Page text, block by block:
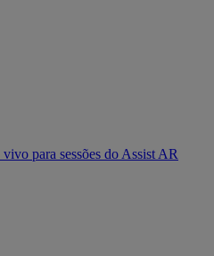
vivo para sessões do Assist AR